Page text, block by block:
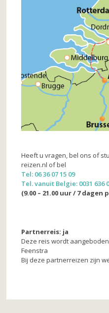
Heeft u vragen, bel ons of
reizen.nl of bel
Tel: 06 36 07 15 09
Tel. vanuit Belgie: 0031 636
(9.00 – 21.00 uur / 7 dagen
Partnerreis: ja
Deze reis wordt
Feenstra
Bij deze partnerreizen zijn